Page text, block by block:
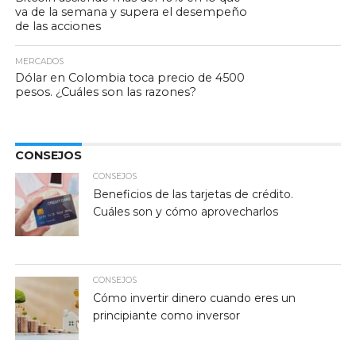
va de la semana y supera el desempeño
de las acciones
MERCADOS
Dólar en Colombia toca precio de 4500
pesos. ¿Cuáles son las razones?
CONSEJOS
CONSEJOS
Beneficios de las tarjetas de crédito.
Cuáles son y cómo aprovecharlos
CONSEJOS
Cómo invertir dinero cuando eres un
principiante como inversor